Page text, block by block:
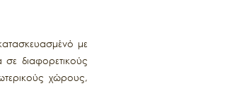
με
διαφορετικούς
χώρους,